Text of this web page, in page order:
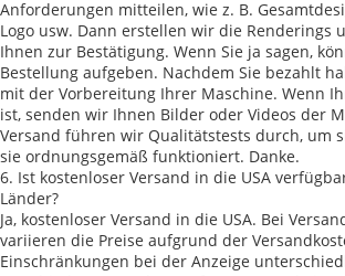
Anforderungen mitteilen, wie z. B.
Logo usw. Dann erstellen wir die Renderings
Ihnen zur Bestätigung. Wenn Sie ja sagen,
Bestellung aufgeben. Nachdem Sie bezahlt
mit der Vorbereitung Ihrer Maschine. Wenn
ist, senden wir Ihnen Bilder oder Videos der
Versand führen wir Qualitätstests durch, um
sie ordnungsgemäß funktioniert. Danke.
6. Ist kostenloser Versand in die USA
Länder?
Ja, kostenloser Versand in die USA. Bei
variieren die Preise aufgrund der
Einschränkungen bei der Anzeige